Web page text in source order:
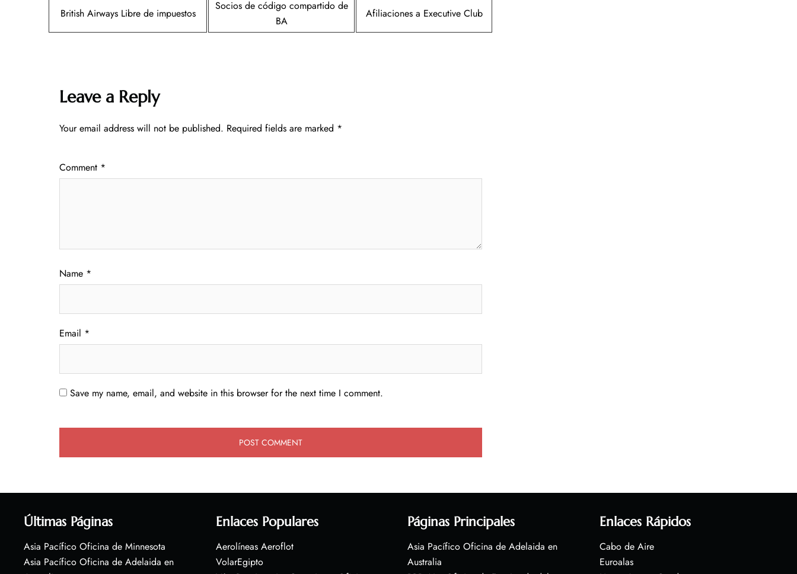
British Airways Libre de impuestos
Socios de código compartido de
BA
Afiliaciones a Executive Club
Leave a Reply
Your email address will not be published. Required fields are marked *
Comment *
Name *
Email *
Save my name, email, and website in this browser for the next time I comment.
Últimas Páginas
Asia Pacífico Oficina de Minnesota
Asia Pacífico Oficina de Adelaida en
Enlaces Populares
Aerolíneas Aeroflot
VolarEgipto
Páginas Principales
Asia Pacífico Oficina de Adelaida en
Australia
Enlaces Rápidos
Cabo de Aire
Euroalas